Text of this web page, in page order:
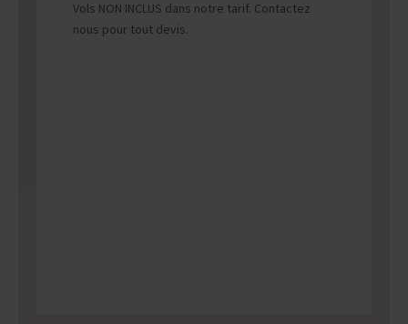
Vols NON INCLUS dans notre tarif. Contactez
nous pour tout devis.